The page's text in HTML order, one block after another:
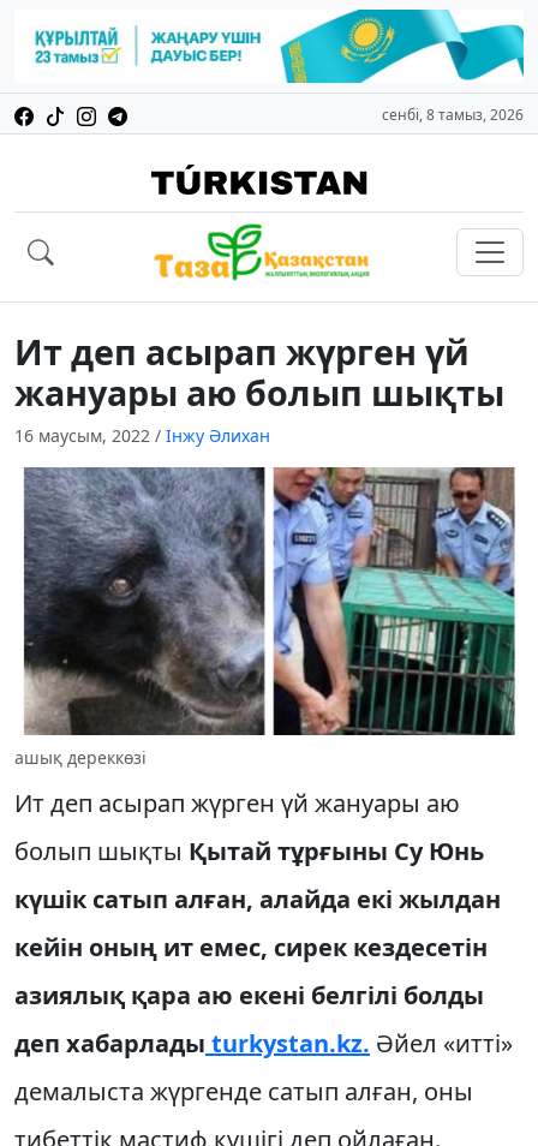
сенбі, 8 тамыз, 2026
Ит деп асырап жүрген үй
жануары аю болып шықты
16 маусым, 2022 / Інжу Әлихан
ашық дереккөзі
Ит деп асырап жүрген үй жануары аю
болып шықты Қытай тұрғыны Су Юнь
күшік сатып алған, алайда екі жылдан
кейін оның ит емес, сирек кездесетін
азиялық қара аю екені белгілі болды
деп хабарлады turkystan.kz. Әйел «итті»
демалыста жүргенде сатып алған, оны
тибеттік мастиф күшігі деп ойлаған.